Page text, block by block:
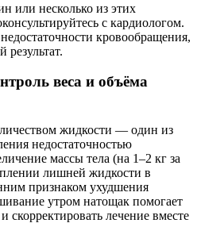
или несколько из этих
с кардиологом.
кровообращения,
веса и объёма
жидкости — один из
недостаточностью
массы тела (на 1–2 кг за
лишней жидкости в
признаком ухудшения
утром натощак помогает
скорректировать лечение вместе